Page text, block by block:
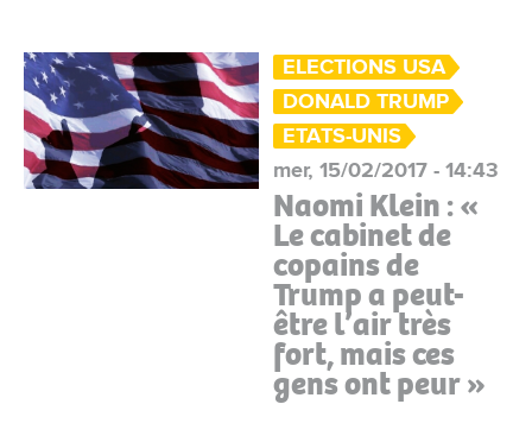
ELECTIONS USA
DONALD TRUMP
ETATS-UNIS
mer, 15/02/2017 - 14:43
Naomi Klein : «
Le cabinet de
copains de
Trump a peut-
être l’air très
fort, mais ces
gens ont peur »